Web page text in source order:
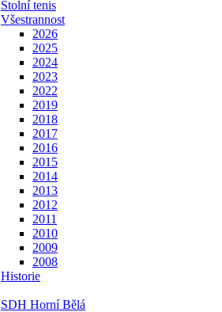
Stolní tenis
Všestrannost
2026
2025
2024
2023
2022
2019
2018
2017
2016
2015
2014
2013
2012
2011
2010
2009
2008
Historie
SDH Horní Bělá